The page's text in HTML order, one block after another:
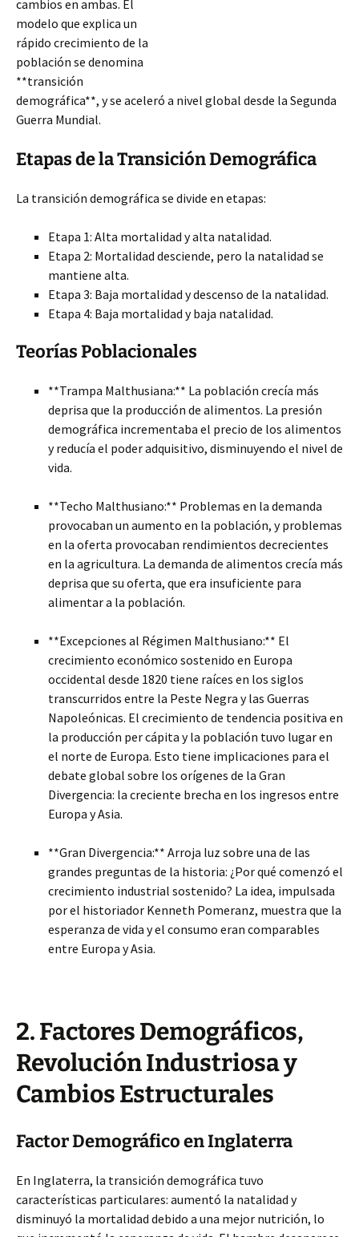
cambios en ambas. El
modelo que explica un
rápido crecimiento de la
población se denomina
**transición
demográfica**, y se aceleró a nivel global desde la Segunda
Guerra Mundial.
Etapas de la Transición Demográfica
La transición demográfica se divide en etapas:
Etapa 1: Alta mortalidad y alta natalidad.
Etapa 2: Mortalidad desciende, pero la natalidad se
mantiene alta.
Etapa 3: Baja mortalidad y descenso de la natalidad.
Etapa 4: Baja mortalidad y baja natalidad.
Teorías Poblacionales
**Trampa Malthusiana:** La población crecía más
deprisa que la producción de alimentos. La presión
demográfica incrementaba el precio de los alimentos
y reducía el poder adquisitivo, disminuyendo el nivel de
vida.
**Techo Malthusiano:** Problemas en la demanda
provocaban un aumento en la población, y problemas
en la oferta provocaban rendimientos decrecientes
en la agricultura. La demanda de alimentos crecía más
deprisa que su oferta, que era insuficiente para
alimentar a la población.
**Excepciones al Régimen Malthusiano:** El
crecimiento económico sostenido en Europa
occidental desde 1820 tiene raíces en los siglos
transcurridos entre la Peste Negra y las Guerras
Napoleónicas. El crecimiento de tendencia positiva en
la producción per cápita y la población tuvo lugar en
el norte de Europa. Esto tiene implicaciones para el
debate global sobre los orígenes de la Gran
Divergencia: la creciente brecha en los ingresos entre
Europa y Asia.
**Gran Divergencia:** Arroja luz sobre una de las
grandes preguntas de la historia: ¿Por qué comenzó el
crecimiento industrial sostenido? La idea, impulsada
por el historiador Kenneth Pomeranz, muestra que la
esperanza de vida y el consumo eran comparables
entre Europa y Asia.
2. Factores Demográficos,
Revolución Industriosa y
Cambios Estructurales
Factor Demográfico en Inglaterra
En Inglaterra, la transición demográfica tuvo
características particulares: aumentó la natalidad y
disminuyó la mortalidad debido a una mejor nutrición, lo